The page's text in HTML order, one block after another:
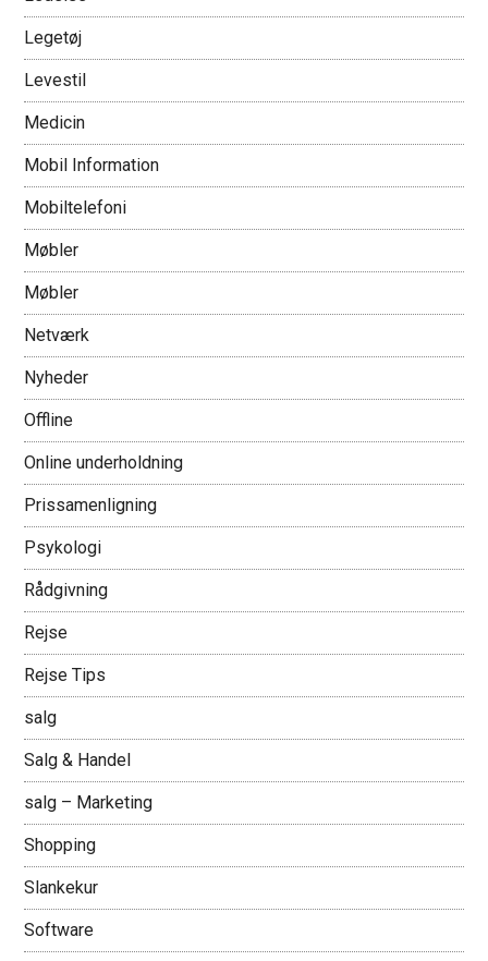
Legetøj
Levestil
Medicin
Mobil Information
Mobiltelefoni
Møbler
Møbler
Netværk
Nyheder
Offline
Online underholdning
Prissamenligning
Psykologi
Rådgivning
Rejse
Rejse Tips
salg
Salg & Handel
salg – Marketing
Shopping
Slankekur
Software